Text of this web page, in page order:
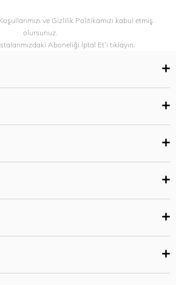
ve Gizlilik Politikamızı kabul etmiş
olursunuz.
Aboneliği İptal Et’i tıklayın.